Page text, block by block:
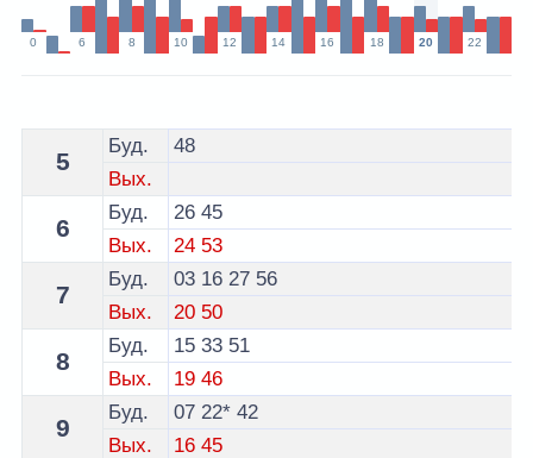
0 6 8 10 12 14 16 18 20 22
Расписание 24 троллейбуса Гродно - остановка
5
Буд.
48
Вых.
6
Буд. 26 45
Вых.
24 53
7
Буд. 03 16 27 56
Вых.
20 50
8
Буд. 15 33 51
Вых.
19 46
9
Буд. 07 22* 42
Вых.
16 45